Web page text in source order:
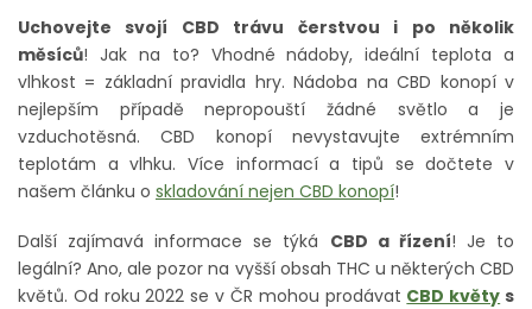
Uchovejte svojí CBD trávu čerstvou i po několik
měsíců! Jak na to? Vhodné nádoby, ideální teplota a
vlhkost = základní pravidla hry. Nádoba na CBD konopí v
nejlepším případě nepropouští žádné světlo a je
vzduchotěsná. CBD konopí nevystavujte extrémním
teplotám a vlhku. Více informací a tipů se dočtete v
našem článku o skladování nejen CBD konopí!
Další zajímavá informace se týká CBD a řízení! Je to
legální? Ano, ale pozor na vyšší obsah THC u některých CBD
květů. Od roku 2022 se v ČR mohou prodávat CBD květy s